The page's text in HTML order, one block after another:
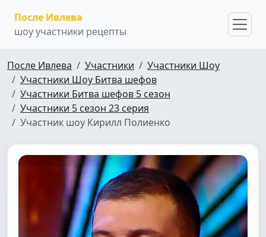
После Ивлева
шоу участники рецепты
После Ивлева Участники
Участники Шоу
Участники Шоу Битва шефов
Участники Битва шефов 5 сезон
Участники 5 сезон 23 серия
Участник шоу Кирилл Полиенко